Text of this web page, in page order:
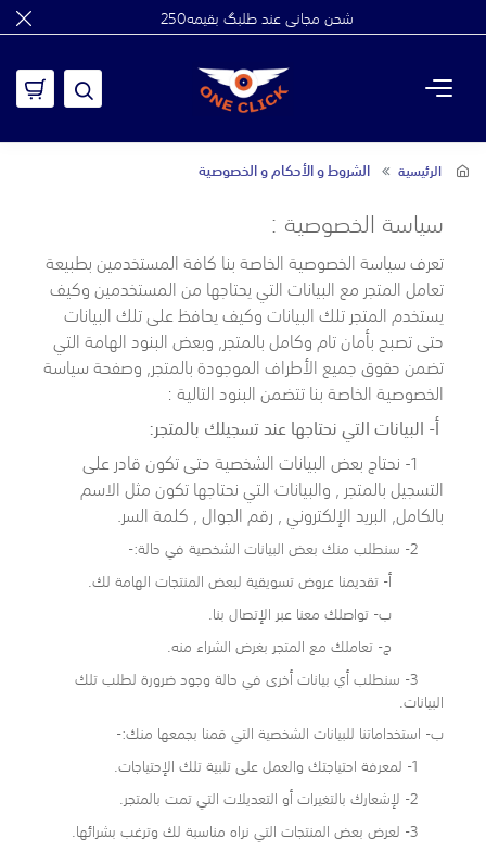
شحن مجاني عند طلبگ بقيمه250
الرئيسية الشروط و الأحكام و الخصوصية
سياسة الخصوصية :
تعرف سياسة الخصوصية الخاصة بنا كافة المستخدمين بطبيعة
تعامل المتجر مع البيانات التي يحتاجها من المستخدمين وكيف
يستخدم المتجر تلك البيانات وكيف يحافظ على تلك البيانات
حتى تصبح بأمان تام وكامل بالمتجر, وبعض البنود الهامة التي
تضمن حقوق جميع الأطراف الموجودة بالمتجر, وصفحة سياسة
الخصوصية الخاصة بنا تتضمن البنود التالية :
أ- البيانات التي نحتاجها عند تسجيلك بالمتجر:
1- نحتاج بعض البيانات الشخصية حتى تكون قادر على
التسجيل بالمتجر , والبيانات التي نحتاجها تكون مثلالاسم
بالكامل, البريد الإلكتروني , رقم الجوال , كلمة السر.
2- سنطلب منك بعض البيانات الشخصية في حالة:-
أ- تقديمنا عروض تسويقية لبعض المنتجات الهامة لك.
ب- تواصلك معنا عبر الإتصال بنا.
ج- تعاملك مع المتجر بغرض الشراء منه.
3- سنطلب أي بيانات أخرى في حالة وجود ضرورة لطلب تلك
البيانات.
ب- استخداماتنا للبيانات الشخصية التي قمنا بجمعها منك:-
1- لمعرفة احتياجتك والعمل على تلبية تلك الإحتياجات.
2- لإشعارك بالتغيرات أو التعديلات التي تمت بالمتجر.
3- لعرض بعض المنتجات التي نراه مناسبة لك وترغب بشرائها.